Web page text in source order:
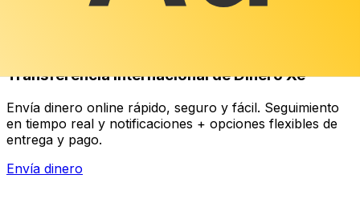
Transferencia Internacional de Dinero Xe
Envía dinero online rápido, seguro y fácil. Seguimiento
en tiempo real y notificaciones + opciones flexibles de
entrega y pago.
Envía dinero